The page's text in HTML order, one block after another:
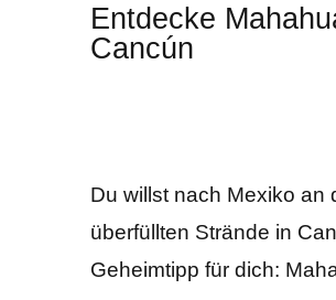
Entdecke
Cancún
Du willst nach Mexiko an
überfüllten Strände in
Geheimtipp für dich: